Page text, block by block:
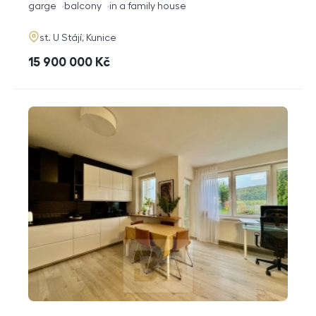
funkce
garge balcony in a family house
adresa
st. U Stájí, Kunice
cena
15 900 000 Kč